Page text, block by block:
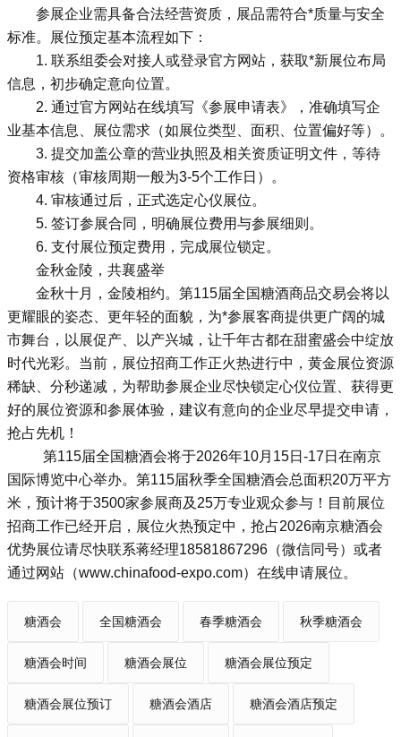
参展企业需具备合法经营资质，展品需符合*质量与安全
标准。展位预定基本流程如下：
1. 联系组委会对接人或登录官方网站，获取*新展位布局
信息，初步确定意向位置。
2. 通过官方网站在线填写《参展申请表》，准确填写企
业基本信息、展位需求（如展位类型、面积、位置偏好等）。
3. 提交加盖公章的营业执照及相关资质证明文件，等待
资格审核（审核周期一般为3-5个工作日）。
4. 审核通过后，正式选定心仪展位。
5. 签订参展合同，明确展位费用与参展细则。
6. 支付展位预定费用，完成展位锁定。
金秋金陵，共襄盛举
金秋十月，金陵相约。第115届全国糖酒商品交易会将以
更耀眼的姿态、更年轻的面貌，为*参展客商提供更广阔的城
市舞台，以展促产、以产兴城，让千年古都在甜蜜盛会中绽放
时代光彩。当前，展位招商工作正火热进行中，黄金展位资源
稀缺、分秒递减，为帮助参展企业尽快锁定心仪位置、获得更
好的展位资源和参展体验，建议有意向的企业尽早提交申请，
抢占先机！
第115届全国糖酒会将于2026年10月15日-17日在南京
国际博览中心举办。第115届秋季全国糖酒会总面积20万平方
米，预计将于3500家参展商及25万专业观众参与！目前展位
招商工作已经开启，展位火热预定中，抢占2026南京糖酒会
优势展位请尽快联系蒋经理18581867296（微信同号）或者
通过网站（www.chinafood-expo.com）在线申请展位。
糖酒会 全国糖酒会 春季糖酒会 秋季糖酒会
糖酒会时间 糖酒会展位 糖酒会展位预定
糖酒会展位预订 糖酒会酒店 糖酒会酒店预定